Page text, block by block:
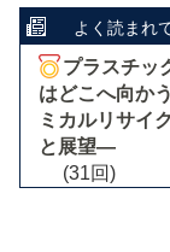
よく読まれ
プラスチッ
はどこへ向か
ミカルリサイ
と展望―
(31回)